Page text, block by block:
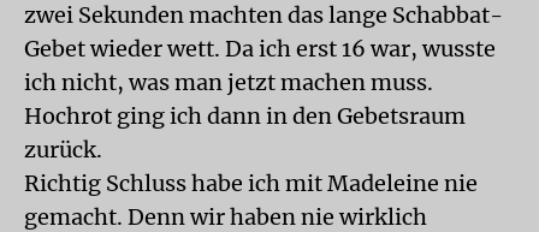
zwei Sekunden machten das lange Schabbat-
Gebet wieder wett. Da ich erst 16 war, wusste
ich nicht, was man jetzt machen muss.
Hochrot ging ich dann in den Gebetsraum
zurück.
Richtig Schluss habe ich mit Madeleine nie
gemacht. Denn wir haben nie wirklich